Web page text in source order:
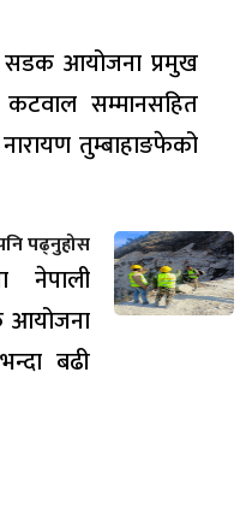
सडक आयोजना प्रमुख
सम्मानसहित
तुम्बाहाङफेको
पढ्नुहोस
नेपाली
आयोजना
बढी